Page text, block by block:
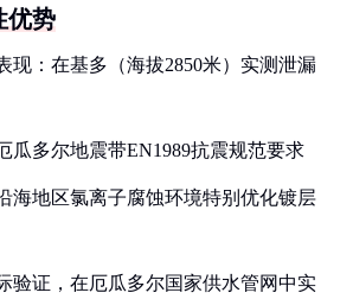
优势
现：在基多（海拔2850米）实测泄漏
瓜多尔地震带EN1989抗震规范要求
海地区氯离子腐蚀环境特别优化镀层
验证，在厄瓜多尔国家供水管网中实